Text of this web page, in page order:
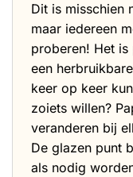
Dit is misschien
maar iedereen
proberen! Het
een
keer op keer
zoiets willen?
veranderen bij
De glazen punt
als nodig